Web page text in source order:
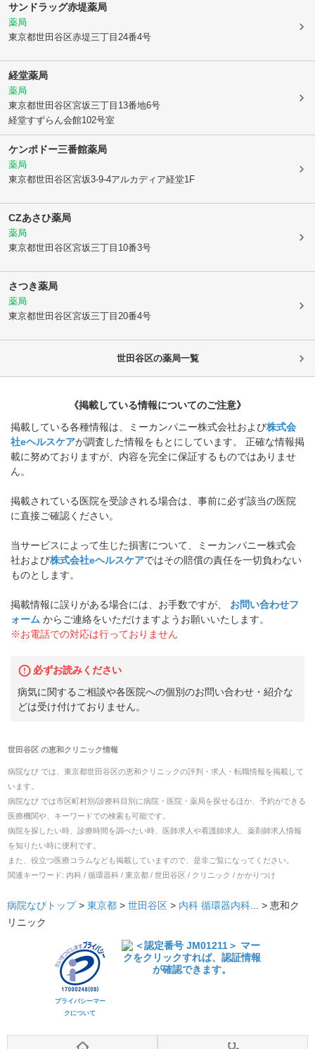
サンドラッグ赤堤薬局
薬局
東京都世田谷区赤堤三丁目24番4号
経堂薬局
薬局
東京都世田谷区宮坂三丁目13番地6号
経堂すずらん会館102号室
ケンポドー三番館薬局
薬局
東京都世田谷区宮坂3-9-4アルカディア経堂1F
CZあさひ薬局
薬局
東京都世田谷区宮坂三丁目10番3号
さつき薬局
薬局
東京都世田谷区宮坂三丁目20番4号
世田谷区の薬局一覧
《掲載している情報についてのご注意》
掲載している各種情報は、ミーカンパニー株式会社および株式会
社eヘルスケアが調査した情報をもとにしています。 正確な情報掲
載に努めておりますが、内容を完全に保証するものではありませ
ん。
掲載されている医院を受診される場合は、事前に必ず該当の医院
に直接ご確認ください。
当サービスによって生じた損害について、ミーカンパニー株式会
社および株式会社eヘルスケアではその賠償の責任を一切負わない
ものとします。
掲載情報に誤りがある場合には、お手数ですが、
お問い合わせフ
ォーム からご連絡をいただけますようお願いいたします。
※お電話での対応は行っておりません
必ずお読みください
病気に関するご相談や各医院への個別のお問い合わせ・紹介な
どは受け付けておりません。
世田谷区の恵和クリニック情報
病院なび では、 東京都世田谷区の恵和クリニックの評判・求人・転職情報を掲載して
います。
病院なび では市区町村別/診療科目別に病院・医院・薬局を探せるほか、予約ができる
医療機関や、キーワードでの検索も可能です。
病院を探したい時、診療時間を調べたい時、医師求人や看護師求人、薬剤師求人情報
を知りたい時に便利です。
また、役立つ医療コラムなども掲載していますので、是非ご覧になってください。
関連キーワード: 内科 / 循環器科 / 東京都 / 世田谷区 / クリニック / かかりつけ
病院なびトップ > 東京都 > 世田谷区 > 内科 循環器内科... > 恵和ク
リニック
プライバシーマー
クについて